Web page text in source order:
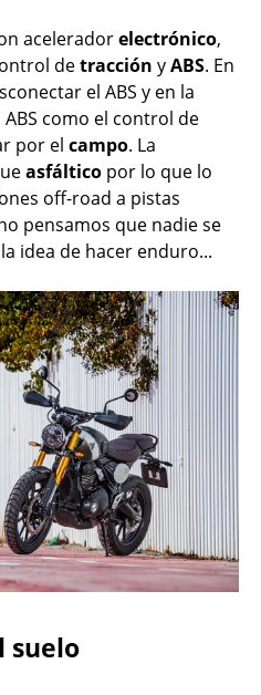
aceleradorelectrónico,
detracción yABS. En
el ABS y en la
como el control de
por el campo. La
asfáltico por lo que lo
off-road a pistas
pensamos que nadie se
idea de hacer enduro...
suelo